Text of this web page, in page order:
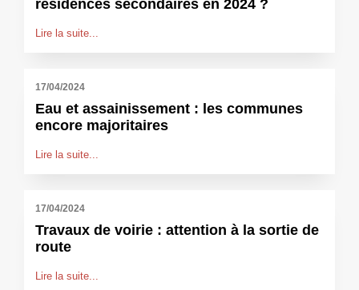
résidences secondaires en 2024 ?
Lire la suite...
17/04/2024
Eau et assainissement : les communes
encore majoritaires
Lire la suite...
17/04/2024
Travaux de voirie : attention à la sortie de
route
Lire la suite...